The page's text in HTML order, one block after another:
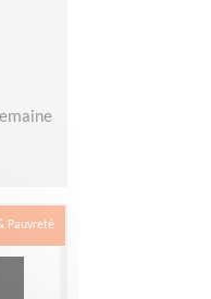
Pauvreté